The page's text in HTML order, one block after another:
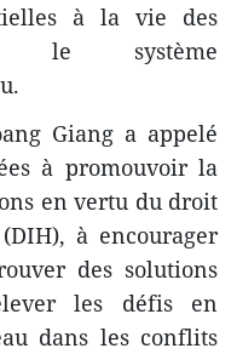
à la vie des
le système
Giang a appelé
à promouvoir la
en vertu du droit
à encourager
des solutions
les défis en
dans les conflits